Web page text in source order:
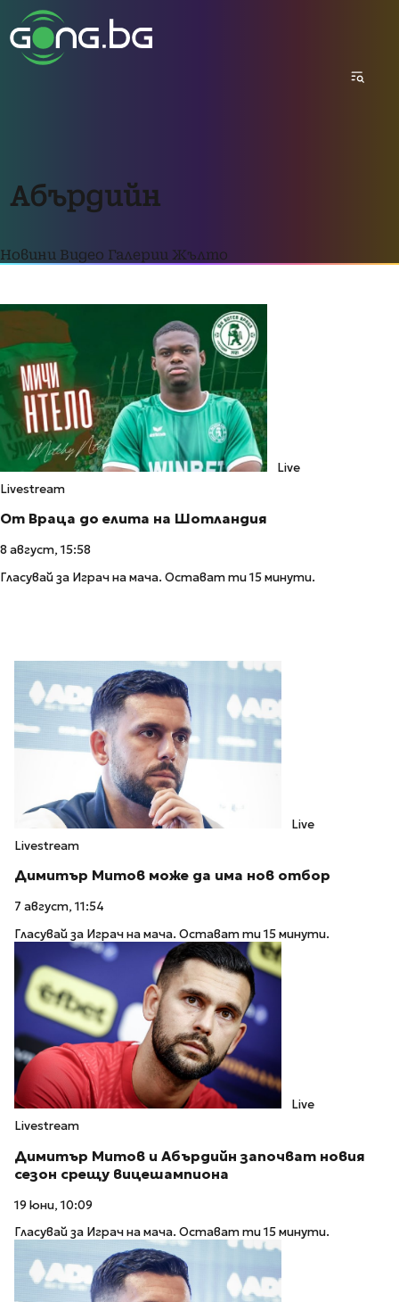
Абърдийн
Новини Видео Галерии Жълто
Live
Livestream
От Враца до елита на Шотландия
8 август, 15:58
Гласувай за Играч на мача. Остават ти 15 минути.
Live
Livestream
Димитър Митов може да има нов отбор
7 август, 11:54
Гласувай за Играч на мача. Остават ти 15 минути.
Live
Livestream
Димитър Митов и Абърдийн започват новия
сезон срещу вицешампиона
19 юни, 10:09
Гласувай за Играч на мача. Остават ти 15 минути.